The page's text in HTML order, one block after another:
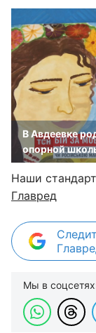
В Авдеевке
опорной
Наши
Главред
Мы в